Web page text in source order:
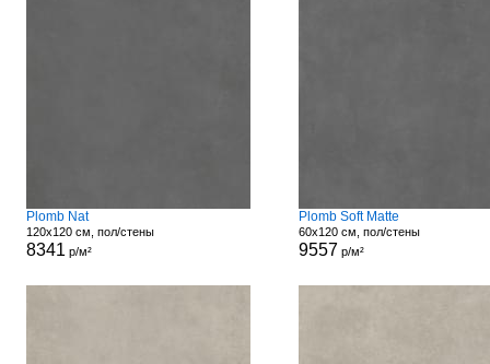
Plomb Nat
120x120 см, пол/стены
8341 р/м²
Plomb Soft Matte
60x120 см, пол/стены
9557 р/м²